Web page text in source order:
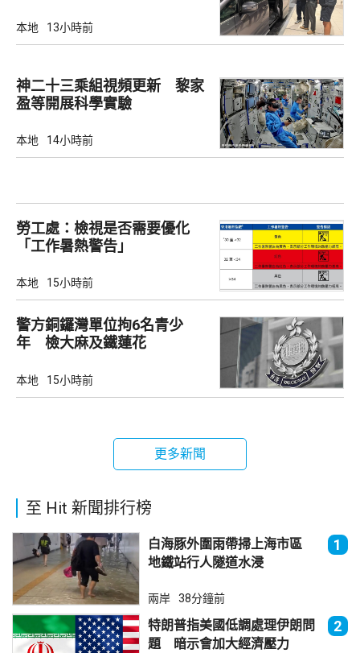
本地 13小時前
神二十三乘組視頻更新 黎家
盈等開展科學實驗
本地 14小時前
勞工處：檢視是否需要優化
「工作暑熱警告」
本地 15小時前
警方銅鑼灣單位拘6名青少
年 檢大麻及鐵蓮花
本地 15小時前
更多新聞
至 Hit 新聞排行榜
白海豚外圍雨帶掃上海市區
地鐵站行人隧道水浸
1
兩岸 38分鐘前
特朗普指美國低調處理伊朗問
題 暗示會加大經濟壓力
2